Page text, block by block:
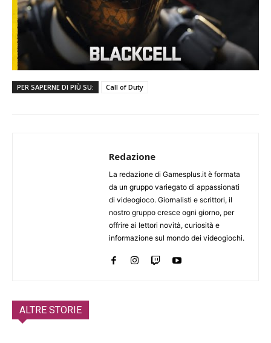
PER SAPERNE DI PIÙ SU: Call of Duty
Redazione
La redazione di Gamesplus.it è formata
da un gruppo variegato di appassionati
di videogioco. Giornalisti e scrittori, il
nostro gruppo cresce ogni giorno, per
offrire ai lettori novità, curiosità e
informazione sul mondo dei videogiochi.
ALTRE STORIE